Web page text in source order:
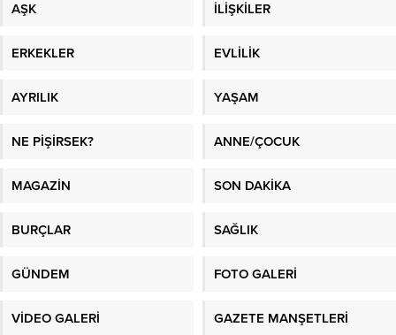
AŞK İLİŞKİLER
ERKEKLER EVLİLİK
AYRILIK YAŞAM
NE PİŞİRSEK? ANNE/ÇOCUK
MAGAZİN SON DAKİKA
BURÇLAR SAĞLIK
GÜNDEM FOTO GALERİ
VİDEO GALERİ GAZETE MANŞETLERİ